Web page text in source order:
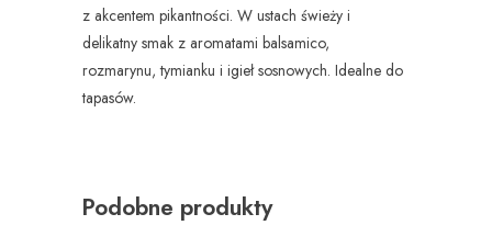
z akcentem pikantności. W ustach świeży i
delikatny smak z aromatami balsamico,
rozmarynu, tymianku i igieł sosnowych. Idealne do
tapasów.
Podobne produkty